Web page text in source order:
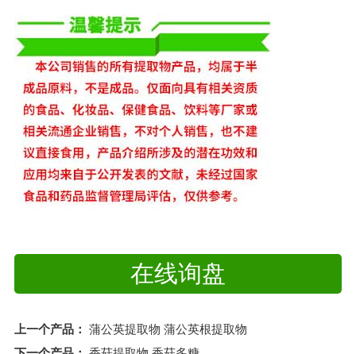
在线询盘
上一个产品： 蒲公英提取物 蒲公英根提取物